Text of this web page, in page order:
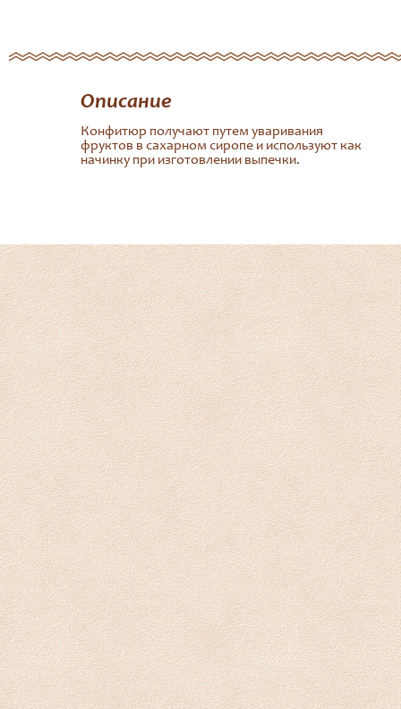
Описание
Конфитюр получают путем уваривания
фруктов в сахарном сиропе и используют как
начинку при изготовлении выпечки.